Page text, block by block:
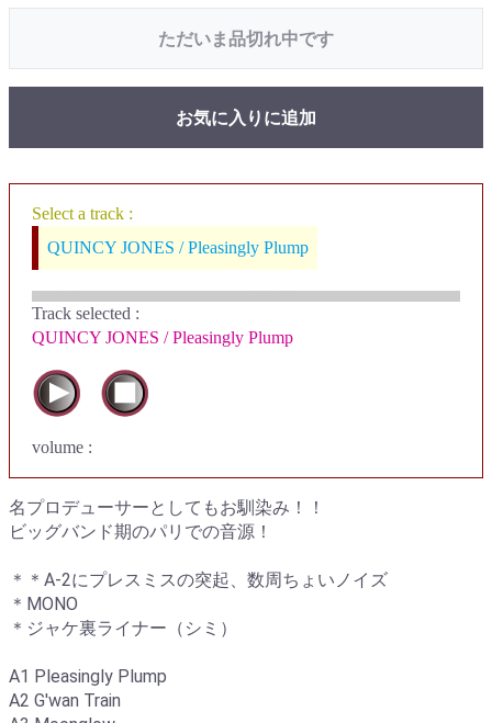
ただいま品切れ中です
お気に入りに追加
Select a track :
QUINCY JONES / Pleasingly Plump
Track selected :
QUINCY JONES / Pleasingly Plump
volume :
名プロデューサーとしてもお馴染み！！
ビッグバンド期のパリでの音源！
＊＊A-2にプレスミスの突起、数周ちょいノイズ
＊MONO
＊ジャケ裏ライナー（シミ）
A1 Pleasingly Plump
A2 G'wan Train